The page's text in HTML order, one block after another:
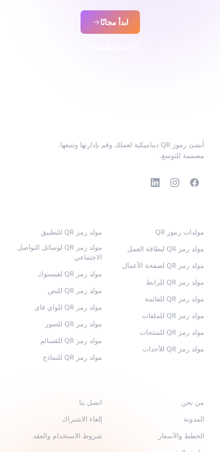
ابدأ مجانًا
أنشئ رموز QR ديناميكية لعملك وقم بإدارتها وتتبعها.
مصممة للتوسع.
مولدات رموز QR
مولد رمز QR لبطاقة العمل
مولد رمز QR لصفحة الأعمال
مولد رمز QR للرابط
مولد رمز QR للقائمة
مولد رمز QR للملفات
مولد رمز QR للمنتجات
مولد رمز QR للأحداث
مولد رمز QR للتطبيق
مولد رمز QR لوسائل التواصل
الاجتماعي
مولد رمز QR لفيسبوك
مولد رمز QR للنص
مولد رمز QR للواي فاي
مولد رمز QR للصور
مولد رمز QR للقسائم
مولد رمز QR للنماذج
من نحن
المدونة
الخطط والأسعار
اتصل بنا
إلغاء الاشتراك
شروط الاستخدام والعقد